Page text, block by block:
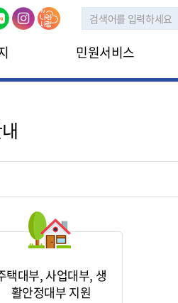
민원서비스
민원신청
택대부, 사업대부, 생
활안정대부 지원